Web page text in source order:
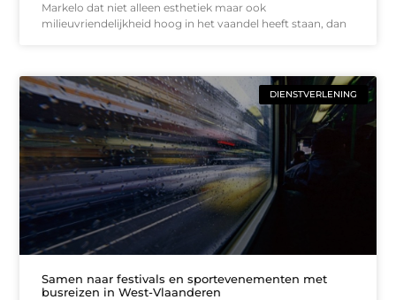
Markelo dat niet alleen esthetiek maar ook
milieuvriendelijkheid hoog in het vaandel heeft staan, dan
DIENSTVERLENING
Samen naar festivals en sportevenementen met
busreizen in West-Vlaanderen